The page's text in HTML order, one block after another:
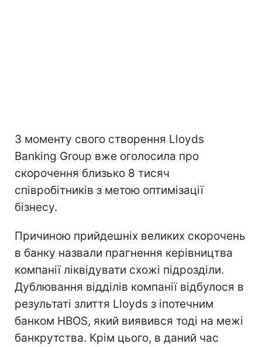
З моменту свого створення Lloyds
Banking Group вже оголосила про
скорочення близько 8 тисяч
співробітників з метою оптимізації
бізнесу.
Причиною прийдешніх великих скорочень
в банку назвали прагнення керівництва
компанії ліквідувати схожі підрозділи.
Дублювання відділів компанії відбулося в
результаті злиття Lloyds з іпотечним
банком HBOS, який виявився тоді на межі
банкрутства. Крім цього, в даний час